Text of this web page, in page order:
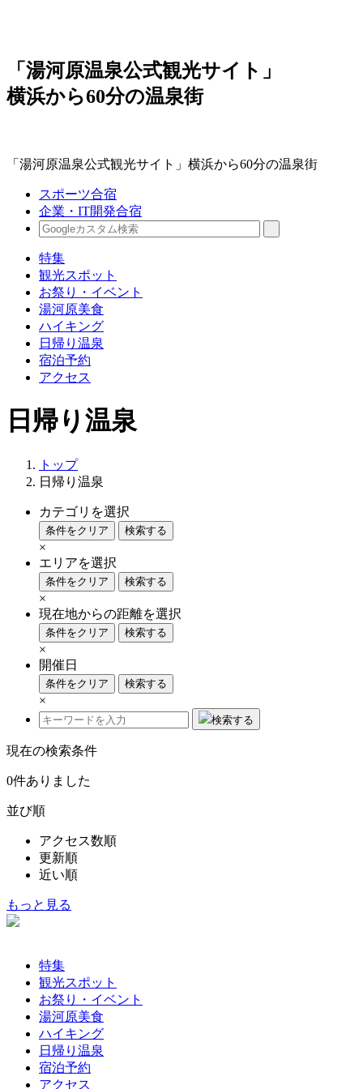
「湯河原温泉公式観光サイト」
横浜から60分の温泉街
「湯河原温泉公式観光サイト」横浜から60分の温泉街
スポーツ合宿
企業・IT開発合宿
特集
観光スポット
お祭り・イベント
湯河原美食
ハイキング
日帰り温泉
宿泊予約
アクセス
日帰り温泉
トップ
日帰り温泉
カテゴリを選択
条件をクリア 検索する
×
エリアを選択
条件をクリア 検索する
×
現在地からの距離を選択
条件をクリア 検索する
×
開催日
条件をクリア 検索する
×
検索する
現在の検索条件
0件ありました
並び順
アクセス数順
更新順
近い順
もっと見る
特集
観光スポット
お祭り・イベント
湯河原美食
ハイキング
日帰り温泉
宿泊予約
アクセス